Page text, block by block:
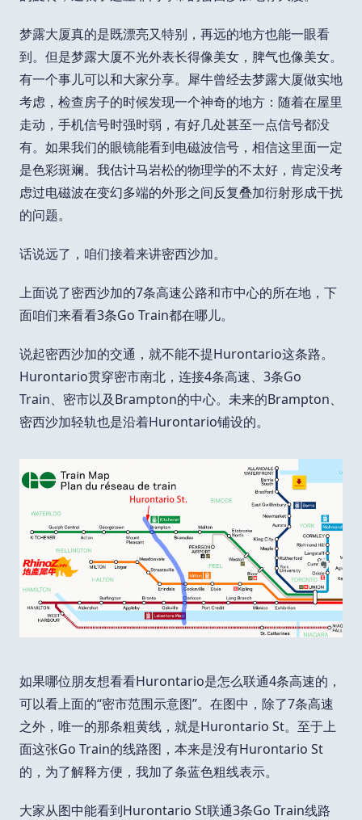
梦露大厦真的是既漂亮又特别，再远的地方也能一眼看
到。但是梦露大厦不光外表长得像美女，脾气也像美女。
有一个事儿可以和大家分享。犀牛曾经去梦露大厦做实地
考虑，检查房子的时候发现一个神奇的地方：随着在屋里
走动，手机信号时强时弱，有好几处甚至一点信号都没
有。如果我们的眼镜能看到电磁波信号，相信这里面一定
是色彩斑斓。我估计马岩松的物理学的不太好，肯定没考
虑过电磁波在变幻多端的外形之间反复叠加衍射形成干扰
的问题。
话说远了，咱们接着来讲密西沙加。
上面说了密西沙加的7条高速公路和市中心的所在地，下
面咱们来看看3条Go Train都在哪儿。
说起密西沙加的交通，就不能不提Hurontario这条路。
Hurontario贯穿密市南北，连接4条高速、3条Go
Train、密市以及Brampton的中心。未来的Brampton、
密西沙加轻轨也是沿着Hurontario铺设的。
如果哪位朋友想看看Hurontario是怎么联通4条高速的，
可以看上面的“密市范围示意图”。在图中，除了7条高速
之外，唯一的那条粗黄线，就是Hurontario St。至于上
面这张Go Train的线路图，本来是没有Hurontario St
的，为了解释方便，我加了条蓝色粗线表示。
大家从图中能看到Hurontario St联通3条Go Train线路